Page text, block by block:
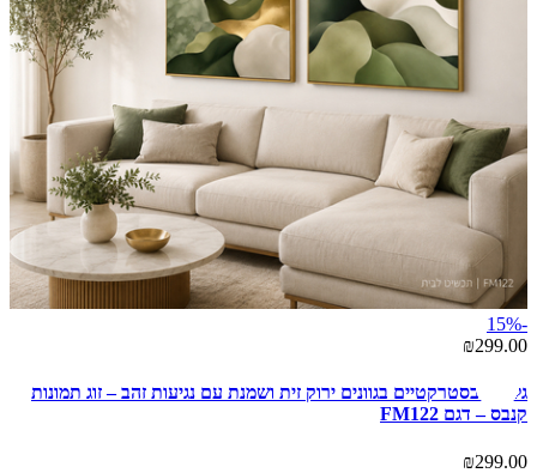
-15%
₪299.00
גלים אבסטרקטיים בגוונים ירוק זית ושמנת עם נגיעות זהב – זוג תמונות
קנבס – דגם FM122
₪299.00